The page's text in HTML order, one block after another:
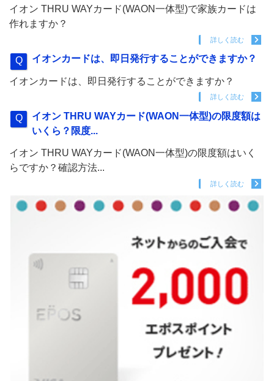
イオン THRU WAYカード(WAON一体型)で家族カードは
作れますか？
詳しく読む
イオンカードは、即日発行することができますか？
イオンカードは、即日発行することができますか？
詳しく読む
イオン THRU WAYカード(WAON一体型)の限度額は
いくら？限度...
イオン THRU WAYカード(WAON一体型)の限度額はいく
らですか？確認方法...
詳しく読む